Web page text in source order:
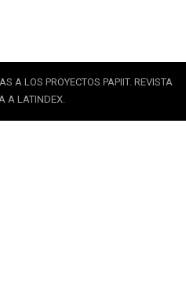
A LOS PROYECTOS PAPIIT. REVISTA
A LATINDEX.